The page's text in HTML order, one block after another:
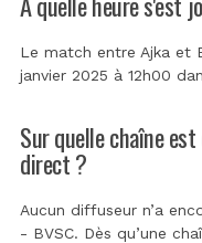
Le match entre Ajka et
janvier 2025 à 12h00
Sur quelle chaîne
direct ?
Aucun diffuseur n’a
- BVSC. Dès qu’une